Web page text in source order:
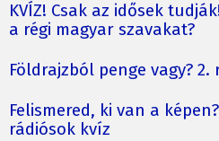
KVÍZ! Csak az idősek
a régi magyar szavakat?
Földrajzból penge vagy? 2.
Felismered, ki van a
rádiósok kvíz